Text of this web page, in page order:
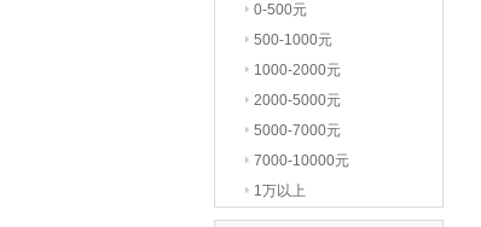
0-500元
500-1000元
1000-2000元
2000-5000元
5000-7000元
7000-10000元
1万以上